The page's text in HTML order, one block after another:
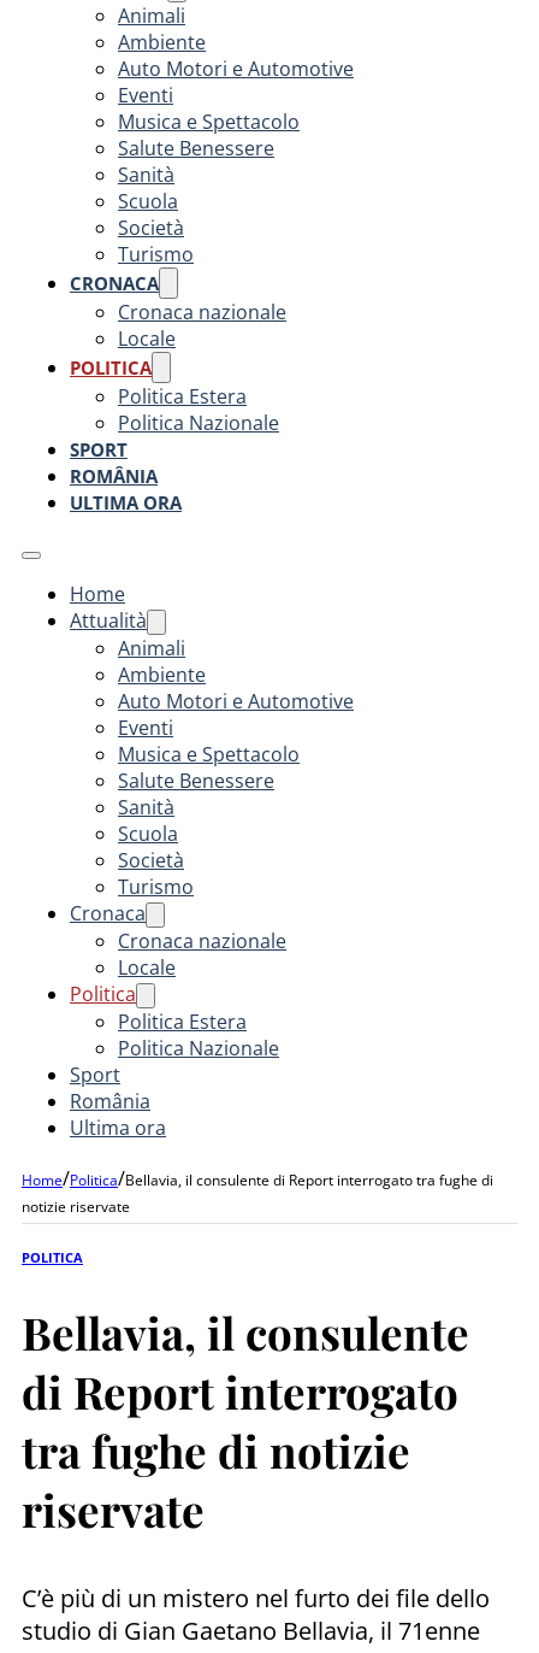
Animali
Ambiente
Auto Motori e Automotive
Eventi
Musica e Spettacolo
Salute Benessere
Sanità
Scuola
Società
Turismo
CRONACA
Cronaca nazionale
Locale
POLITICA
Politica Estera
Politica Nazionale
SPORT
ROMÂNIA
ULTIMA ORA
Home
Attualità
Animali
Ambiente
Auto Motori e Automotive
Eventi
Musica e Spettacolo
Salute Benessere
Sanità
Scuola
Società
Turismo
Cronaca
Cronaca nazionale
Locale
Politica
Politica Estera
Politica Nazionale
Sport
România
Ultima ora
Home/Politica/Bellavia, il consulente di Report interrogato tra fughe di
notizie riservate
POLITICA
Bellavia, il consulente
di Report interrogato
tra fughe di notizie
riservate
C’è più di un mistero nel furto dei file dello
studio di Gian Gaetano Bellavia, il 71enne